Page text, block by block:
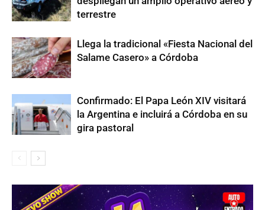
terrestre
Llega la tradicional «Fiesta Nacional del
Salame Casero» a Córdoba
Confirmado: El Papa León XIV visitará
la Argentina e incluirá a Córdoba en su
gira pastoral